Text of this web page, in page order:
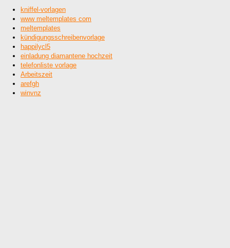
kniffel-vorlagen
www meltemplates com
meltemplates
kündigungsschreibenvorlage
happilycl5
einladung diamantene hochzeit
telefonliste vorlage
Arbeitszeit
arefgh
winvnz